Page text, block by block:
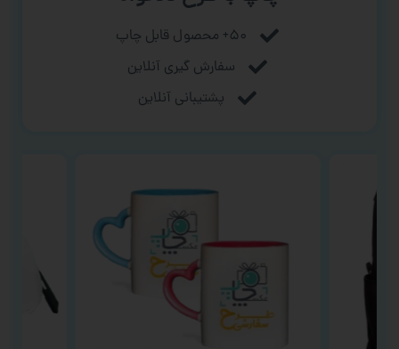
۵۰+ محصول قابل چاپ
سفارش گیری آنلاین
پشتیبانی آنلاین